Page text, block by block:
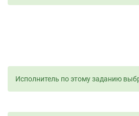
Исполнитель по этому заданию